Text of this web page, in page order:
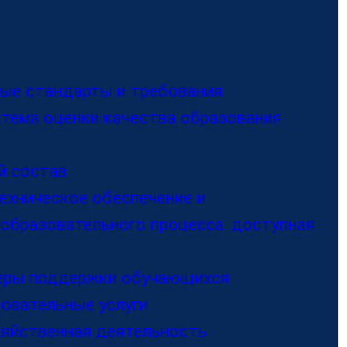
стандарты и требования
оценки качества образования
состав
обеспечение и
процесса. доступная
поддержки обучающихся
услуги
деятельность